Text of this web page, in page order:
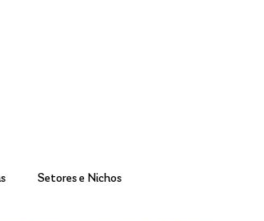
Setores e Nichos